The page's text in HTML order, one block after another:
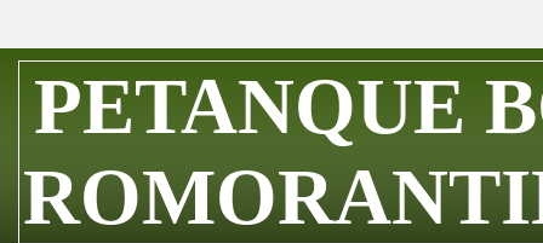
PETANQUE